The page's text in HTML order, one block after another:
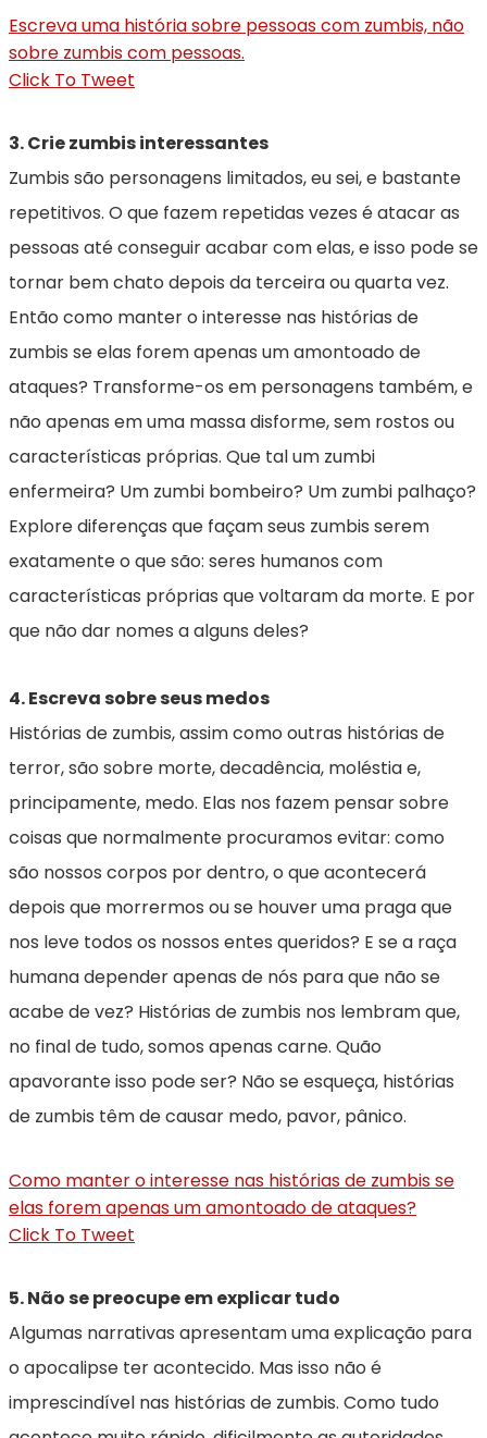
Escreva uma história sobre pessoas com zumbis, não
sobre zumbis com pessoas.
Click To Tweet
3. Crie zumbis interessantes
Zumbis são personagens limitados, eu sei, e bastante
repetitivos. O que fazem repetidas vezes é atacar as
pessoas até conseguir acabar com elas, e isso pode se
tornar bem chato depois da terceira ou quarta vez.
Então como manter o interesse nas histórias de
zumbis se elas forem apenas um amontoado de
ataques? Transforme-os em personagens também, e
não apenas em uma massa disforme, sem rostos ou
características próprias. Que tal um zumbi
enfermeira? Um zumbi bombeiro? Um zumbi palhaço?
Explore diferenças que façam seus zumbis serem
exatamente o que são: seres humanos com
características próprias que voltaram da morte. E por
que não dar nomes a alguns deles?
4. Escreva sobre seus medos
Histórias de zumbis, assim como outras histórias de
terror, são sobre morte, decadência, moléstia e,
principamente, medo. Elas nos fazem pensar sobre
coisas que normalmente procuramos evitar: como
são nossos corpos por dentro, o que acontecerá
depois que morrermos ou se houver uma praga que
nos leve todos os nossos entes queridos? E se a raça
humana depender apenas de nós para que não se
acabe de vez? Histórias de zumbis nos lembram que,
no final de tudo, somos apenas carne. Quão
apavorante isso pode ser? Não se esqueça, histórias
de zumbis têm de causar medo, pavor, pânico.
Como manter o interesse nas histórias de zumbis se
elas forem apenas um amontoado de ataques?
Click To Tweet
5. Não se preocupe em explicar tudo
Algumas narrativas apresentam uma explicação para
o apocalipse ter acontecido. Mas isso não é
imprescindível nas histórias de zumbis. Como tudo